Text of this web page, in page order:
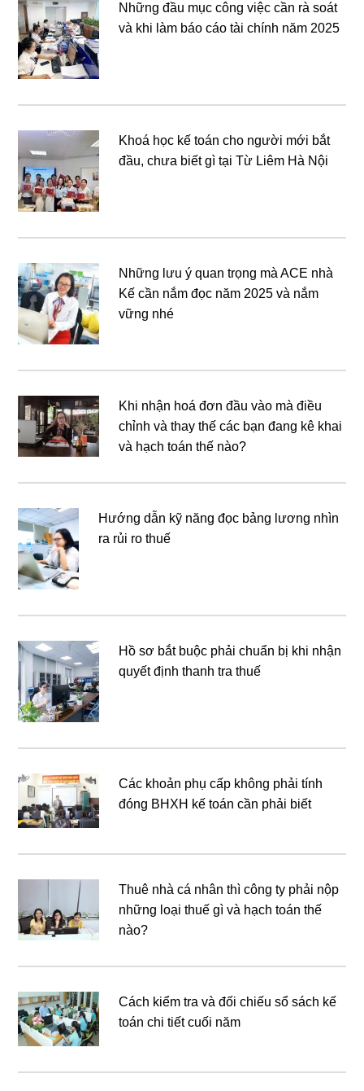
Những đầu mục công việc cần rà soát
và khi làm báo cáo tài chính năm 2025
Khoá học kế toán cho người mới bắt
đầu, chưa biết gì tại Từ Liêm Hà Nội
Những lưu ý quan trọng mà ACE nhà
Kế cần nắm đọc năm 2025 và nắm
vững nhé
Khi nhận hoá đơn đầu vào mà điều
chỉnh và thay thế các bạn đang kê khai
và hạch toán thế nào?
Hướng dẫn kỹ năng đọc bảng lương nhìn
ra rủi ro thuế
Hồ sơ bắt buộc phải chuẩn bị khi nhận
quyết định thanh tra thuế
Các khoản phụ cấp không phải tính
đóng BHXH kế toán cần phải biết
Thuê nhà cá nhân thì công ty phải nộp
những loại thuế gì và hạch toán thế
nào?
Cách kiểm tra và đối chiếu sổ sách kế
toán chi tiết cuối năm